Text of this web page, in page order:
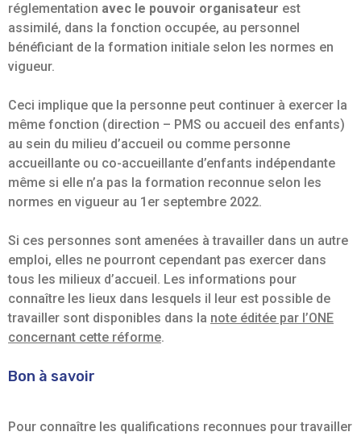
réglementation avec le pouvoir organisateur est
assimilé, dans la fonction occupée, au personnel
bénéficiant de la formation initiale selon les normes en
vigueur.
Ceci implique que la personne peut continuer à exercer la
même fonction (direction – PMS ou accueil des enfants)
au sein du milieu d’accueil ou comme personne
accueillante ou co-accueillante d’enfants indépendante
même si elle n’a pas la formation reconnue selon les
normes en vigueur au 1er septembre 2022.
Si ces personnes sont amenées à travailler dans un autre
emploi, elles ne pourront cependant pas exercer dans
tous les milieux d’accueil. Les informations pour
connaître les lieux dans lesquels il leur est possible de
travailler sont disponibles dans la note éditée par l’ONE
concernant cette réforme.
Bon à savoir
Pour connaître les qualifications reconnues pour travailler